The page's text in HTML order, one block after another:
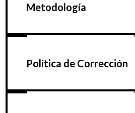
Metodología
Política de Corrección